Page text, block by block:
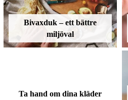
Bivaxduk – ett bättre
miljöval
Ta hand om dina kläder